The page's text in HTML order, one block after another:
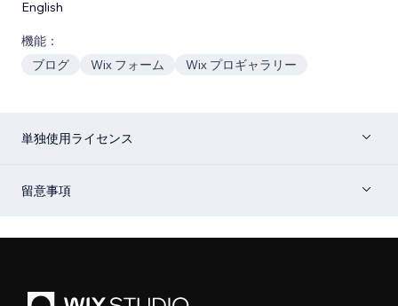
English
機能：
ブログ
Wix フォーム Wix プロギャラリー
単独使用ライセンス
留意事項